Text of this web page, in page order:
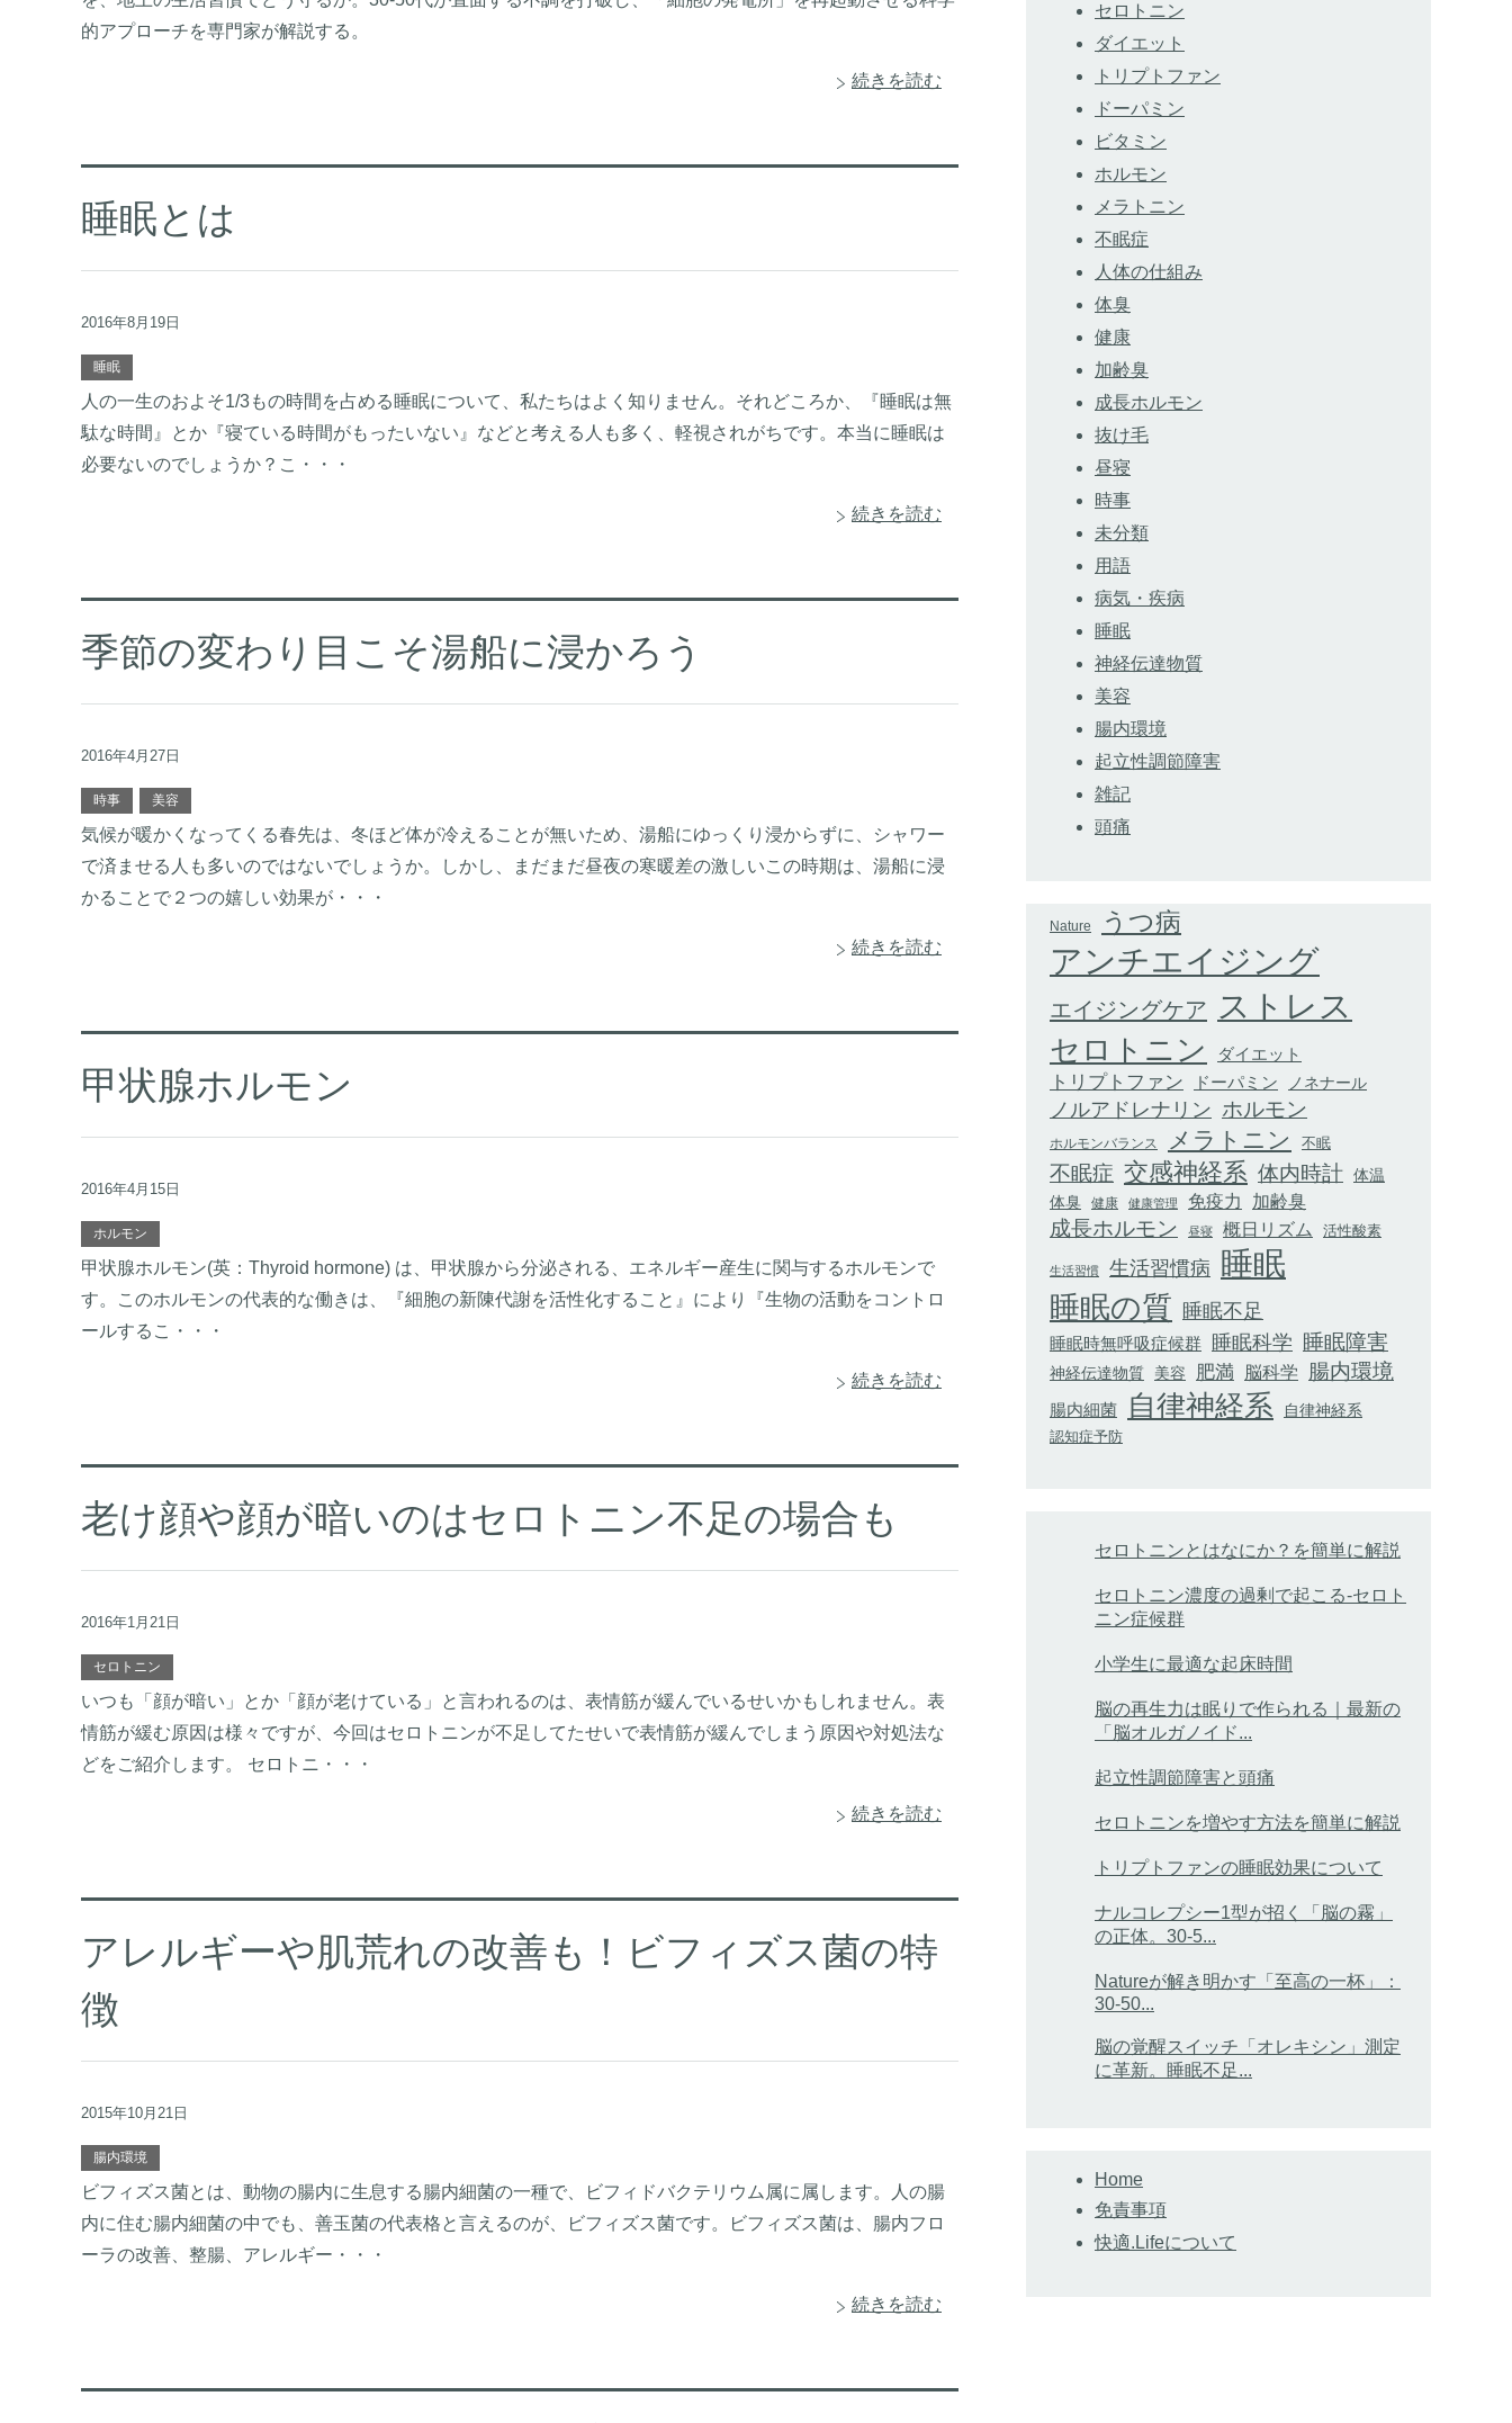
的アプローチを専門家が解説する。
続きを読む
睡眠とは
2016年8月19日
睡眠
人の一生のおよそ1/3もの時間を占める睡眠について、私たちはよく知りません。それどころか、『睡眠は無
駄な時間』とか『寝ている時間がもったいない』などと考える人も多く、軽視されがちです。本当に睡眠は
必要ないのでしょうか？こ・・・
続きを読む
季節の変わり目こそ湯船に浸かろう
2016年4月27日
時事 美容
気候が暖かくなってくる春先は、冬ほど体が冷えることが無いため、湯船にゆっくり浸からずに、シャワー
で済ませる人も多いのではないでしょうか。しかし、まだまだ昼夜の寒暖差の激しいこの時期は、湯船に浸
かることで２つの嬉しい効果が・・・
続きを読む
甲状腺ホルモン
2016年4月15日
ホルモン
甲状腺ホルモン(英：Thyroid hormone) は、甲状腺から分泌される、エネルギー産生に関与するホルモンで
す。このホルモンの代表的な働きは、『細胞の新陳代謝を活性化すること』により『生物の活動をコントロ
ールするこ・・・
続きを読む
老け顔や顔が暗いのはセロトニン不足の場合も
2016年1月21日
セロトニン
いつも「顔が暗い」とか「顔が老けている」と言われるのは、表情筋が緩んでいるせいかもしれません。表
情筋が緩む原因は様々ですが、今回はセロトニンが不足してたせいで表情筋が緩んでしまう原因や対処法な
どをご紹介します。 セロトニ・・・
続きを読む
アレルギーや肌荒れの改善も！ビフィズス菌の特
徴
2015年10月21日
腸内環境
ビフィズス菌とは、動物の腸内に生息する腸内細菌の一種で、ビフィドバクテリウム属に属します。人の腸
内に住む腸内細菌の中でも、善玉菌の代表格と言えるのが、ビフィズス菌です。ビフィズス菌は、腸内フロ
ーラの改善、整腸、アレルギー・・・
続きを読む
セロトニン
ダイエット
トリプトファン
ドーパミン
ビタミン
ホルモン
メラトニン
不眠症
人体の仕組み
体臭
健康
加齢臭
成長ホルモン
抜け毛
昼寝
時事
未分類
用語
病気・疾病
睡眠
神経伝達物質
美容
腸内環境
起立性調節障害
雑記
頭痛
Nature うつ病
アンチエイジング
エイジングケア ストレス
セロトニン ダイエット
トリプトファン ドーパミン ノネナール
ノルアドレナリン ホルモン
ホルモンバランス メラトニン 不眠
不眠症 交感神経系 体内時計 体温
体臭 健康 健康管理 免疫力 加齢臭
成長ホルモン 昼寝 概日リズム 活性酸素
生活習慣 生活習慣病 睡眠
睡眠の質 睡眠不足
睡眠時無呼吸症候群 睡眠科学 睡眠障害
神経伝達物質 美容 肥満 脳科学 腸内環境
腸内細菌 自律神経系 自律神経系
認知症予防
セロトニンとはなにか？を簡単に解説
セロトニン濃度の過剰で起こる-セロト
ニン症候群
小学生に最適な起床時間
脳の再生力は眠りで作られる｜最新の
「脳オルガノイド...
起立性調節障害と頭痛
セロトニンを増やす方法を簡単に解説
トリプトファンの睡眠効果について
ナルコレプシー1型が招く「脳の霧」
の正体。30-5...
Natureが解き明かす「至高の一杯」：
30-50...
脳の覚醒スイッチ「オレキシン」測定
に革新。睡眠不足...
Home
免責事項
快適.Lifeについて